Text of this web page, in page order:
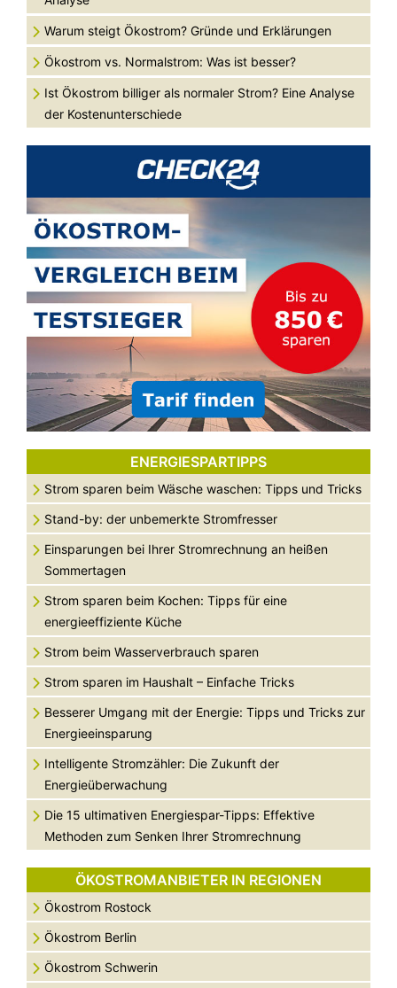
Warum steigt Ökostrom? Gründe und Erklärungen
Ökostrom vs. Normalstrom: Was ist besser?
Ist Ökostrom billiger als normaler Strom? Eine Analyse
der Kostenunterschiede
ENERGIESPARTIPPS
Strom sparen beim Wäsche waschen: Tipps und Tricks
Stand-by: der unbemerkte Stromfresser
Einsparungen bei Ihrer Stromrechnung an heißen
Sommertagen
Strom sparen beim Kochen: Tipps für eine
energieeffiziente Küche
Strom beim Wasserverbrauch sparen
Strom sparen im Haushalt – Einfache Tricks
Besserer Umgang mit der Energie: Tipps und Tricks zur
Energieeinsparung
Intelligente Stromzähler: Die Zukunft der
Energieüberwachung
Die 15 ultimativen Energiespar-Tipps: Effektive
Methoden zum Senken Ihrer Stromrechnung
ÖKOSTROMANBIETER IN REGIONEN
Ökostrom Rostock
Ökostrom Berlin
Ökostrom Schwerin